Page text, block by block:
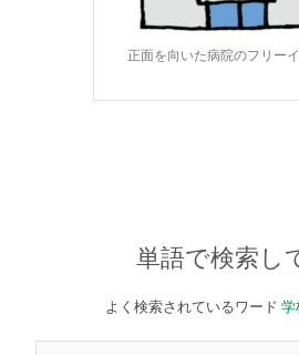
正面を向いた病院のフリー
単語で検索し
よく検索されているワード 学